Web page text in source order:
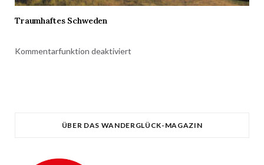
Traumhaftes Schweden
Kommentarfunktion deaktiviert
ÜBER DAS WANDERGLÜCK-MAGAZIN